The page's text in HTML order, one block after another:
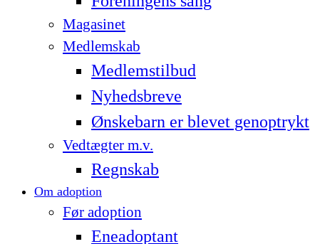
Magasinet
Medlemskab
Medlemstilbud
Nyhedsbreve
Ønskebarn er blevet genoptrykt
Vedtægter m.v.
Regnskab
Om adoption
Før adoption
Eneadoptant